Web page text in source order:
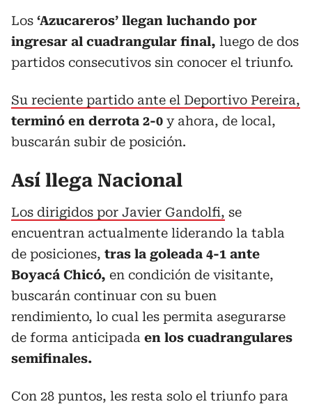
Los ‘Azucareros’ llegan luchando por
ingresar al cuadrangular final, luego de dos
partidos consecutivos sin conocer el triunfo.
Su reciente partido ante el Deportivo Pereira,
terminó en derrota 2-0 y ahora, de local,
buscarán subir de posición.
Así llega Nacional
Los dirigidos por Javier Gandolfi, se
encuentran actualmente liderando la tabla
de posiciones, tras la goleada 4-1 ante
Boyacá Chicó, en condición de visitante,
buscarán continuar con su buen
rendimiento, lo cual les permita asegurarse
de forma anticipada en los cuadrangulares
semifinales.
Con 28 puntos, les resta solo el triunfo para